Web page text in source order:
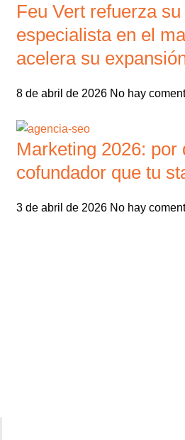
Feu Vert refuerza
especialista en el
acelera su
8 de abril de 2026 No hay
Marketing 2026: por
cofundador que tu
3 de abril de 2026 No hay